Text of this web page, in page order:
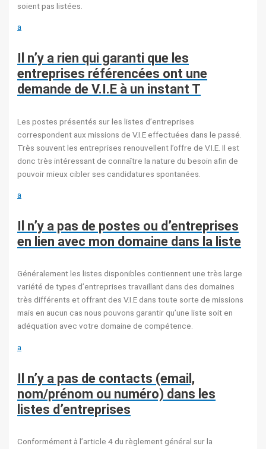
soient pas listées.
a
Il n’y a rien qui garanti que les
entreprises référencées ont une
demande de V.I.E à un instant T
Les postes présentés sur les listes d’entreprises
correspondent aux missions de V.I.E effectuées dans le passé.
Très souvent les entreprises renouvellent l’offre de V.I.E. Il est
donc très intéressant de connaître la nature du besoin afin de
pouvoir mieux cibler ses candidatures spontanées.
a
Il n’y a pas de postes ou d’entreprises
en lien avec mon domaine dans la liste
Généralement les listes disponibles contiennent une très large
variété de types d’entreprises travaillant dans des domaines
très différents et offrant des V.I.E dans toute sorte de missions
mais en aucun cas nous pouvons garantir qu’une liste soit en
adéquation avec votre domaine de compétence.
a
Il n’y a pas de contacts (email,
nom/prénom ou numéro) dans les
listes d’entreprises
Conformément à l’article 4 du règlement général sur la